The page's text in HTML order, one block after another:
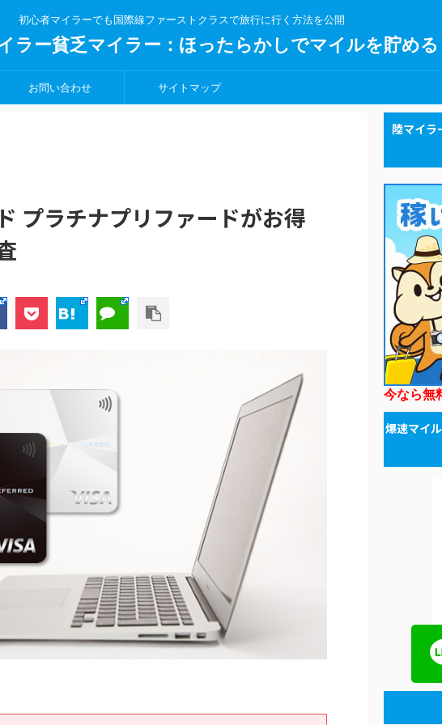
初心者マイラーでも国際線ファーストクラスで旅行に行く方法を公開
ラー貧乏マイラー：ほったらかしでマイルを貯める
お問い合わせ サイトマップ
プラチナプリファードがお得
陸マイラ
今なら無
爆速マイ